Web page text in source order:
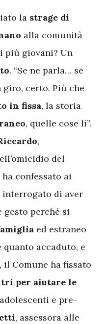
la strage di
alla comunità
più giovani? Un
. “Se ne parla… se
certo. Più che
in fissa, la storia
, quelle cose lì”.
,
del
confessato ai
di aver
gesto perché si
ed estraneo
quanto accaduto, e
Comune ha fissato
per aiutare le
e pre-
, assessora alle